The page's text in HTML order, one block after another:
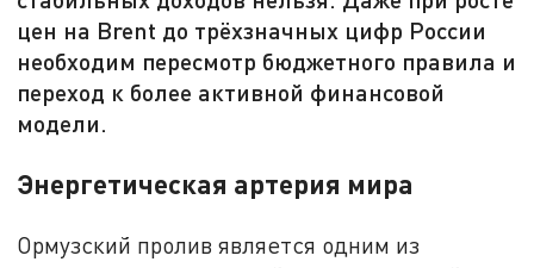
цен на Brent до трёхзначных цифр России
необходим пересмотр бюджетного правила и
переход к более активной финансовой
модели.
Энергетическая артерия мира
Ормузский пролив является одним из